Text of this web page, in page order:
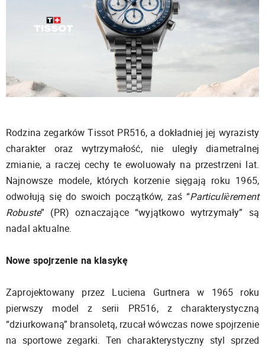
Rodzina zegarków Tissot PR516, a dokładniej jej wyrazisty
charakter oraz wytrzymałość, nie uległy diametralnej
zmianie, a raczej cechy te ewoluowały na przestrzeni lat.
Najnowsze modele, których korzenie sięgają roku 1965,
odwołują się do swoich początków, zaś “Particulièrement
Robuste” (PR) oznaczające “wyjątkowo wytrzymały” są
nadal aktualne.
Nowe spojrzenie na klasykę
Zaprojektowany przez Luciena Gurtnera w 1965 roku
pierwszy model z serii PR516, z charakterystyczną
“dziurkowaną” bransoletą, rzucał wówczas nowe spojrzenie
na sportowe zegarki. Ten charakterystyczny styl sprzed